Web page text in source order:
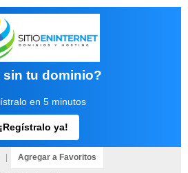
sin tu dominio?
en 5 minutos
¡Regístralo ya!
Agregar a Favoritos